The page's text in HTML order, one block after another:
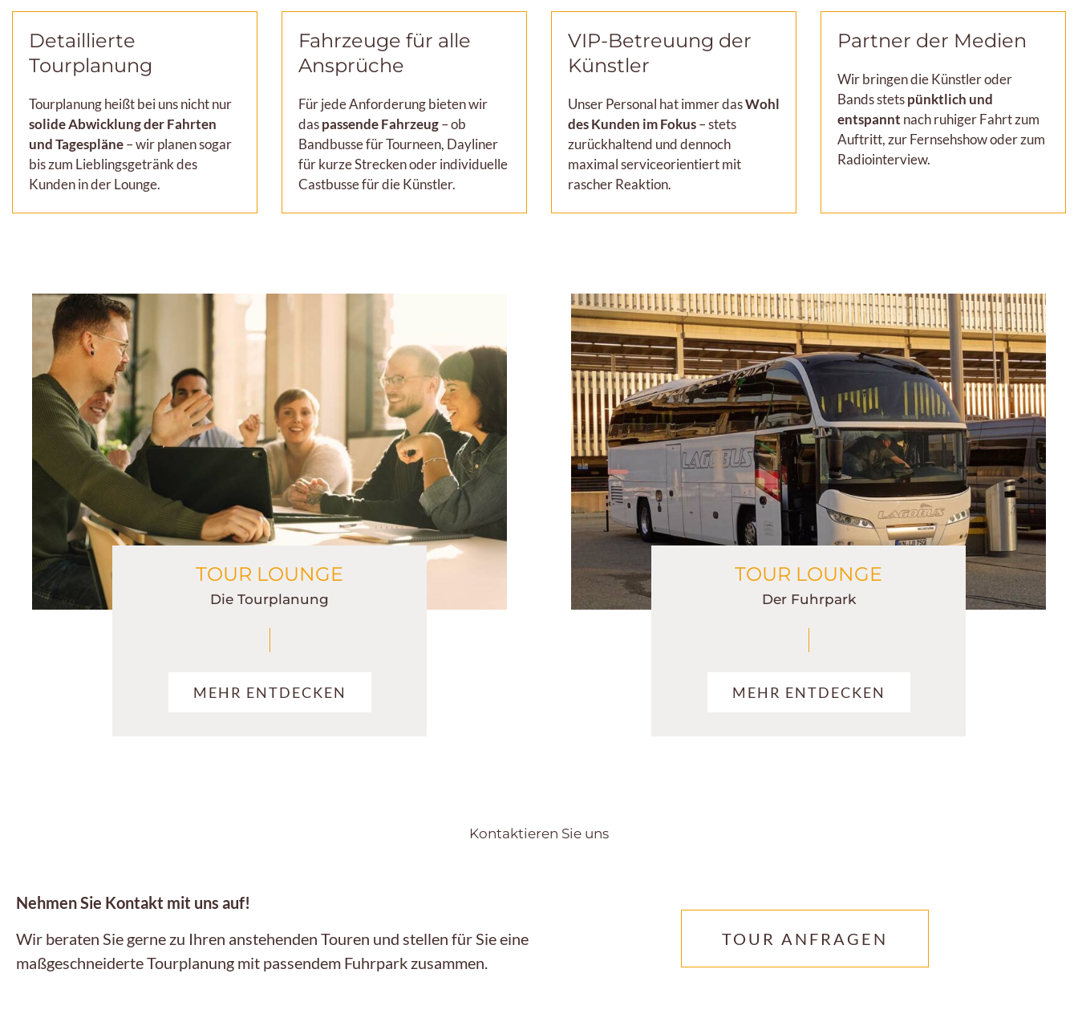
Detaillierte
Tourplanung
Tourplanung heißt bei uns nicht nur
solide Abwicklung der Fahrten
und Tagespläne– wir planen sogar
bis zum Lieblingsgetränk des
Kunden in der Lounge.
Fahrzeuge für alle
Ansprüche
Für jede Anforderung bieten wir
daspassende Fahrzeug–ob
Bandbusse für Tourneen, Dayliner
für kurze Strecken oder individuelle
Castbusse für die Künstler.
VIP-Betreuung der
Künstler
Unser Personal hat immer dasWohl
des Kunden im Fokus– stets
zurückhaltend und dennoch
maximal serviceorientiert mit
rascher Reaktion.
Partner der Medien
Wir bringen die Künstler oder
Bands stetspünktlich und
entspannt nach ruhiger Fahrt zum
Auftritt, zur Fernsehshow oder zum
Radiointerview.
TOUR LOUNGE
Die Tourplanung
MEHR ENTDECKEN
TOUR LOUNGE
Der Fuhrpark
MEHR ENTDECKEN
Kontaktieren Sie uns
Nehmen Sie Kontakt mit uns auf!
Wir beraten Sie gerne zu Ihren anstehenden Touren und stellen für Sie eine
maßgeschneiderte Tourplanung mit passendem Fuhrpark zusammen.
TOUR ANFRAGEN